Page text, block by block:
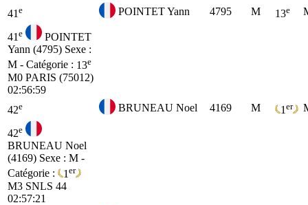
41 e POINTET Yann 4795 M 13e
41 e
POINTET
Yann (4795) Sexe :
M - Catégorie : 13e
M0 PARIS (75012)
02:56:59
42e BRUNEAU Noel 4169 M 1 er
42e
BRUNEAU Noel
(4169) Sexe : M -
Catégorie :
1 er
M3 SNLS 44
02:57:21